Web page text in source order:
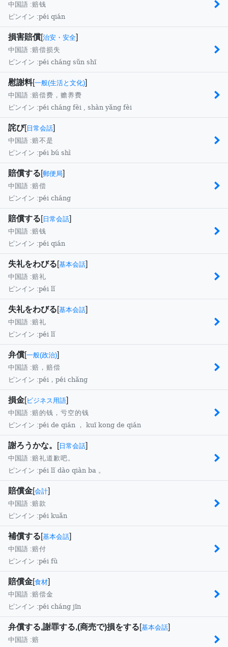
中国語 :赔钱
ピンイン :péi qián
損害賠償[治安・安全]
中国語 :赔偿损失
ピンイン :péi cháng sǔn shī
慰謝料[一般(生活と文化)]
中国語 :赔偿费，赡养费
ピンイン :péi cháng fèi , shàn yǎng fèi
詫び[ 日常会話]
中国語 :赔不是
ピンイン :péi bú shì
賠償する[郵便局]
中国語 :赔偿
ピンイン :péi cháng
賠償する[ 日常会話]
中国語 :赔钱
ピンイン :péi qián
失礼をわびる[基本会話]
中国語 :赔礼
ピンイン :péi lǐ
失礼をわびる[基本会話]
中国語 :赔礼
ピンイン :péi lǐ
弁償[一般(政治)]
中国語 :赔，赔偿
ピンイン :péi，péi chǎng
損金[ビジネス用語]
中国語 :赔的钱，亏空的钱
ピンイン :péi de qián ， kuī kong de qián
謝ろうかな。 [ 日常会話]
中国語 :赔礼道歉吧。
ピンイン :péi lǐ dào qiàn ba 。
賠償金[会計]
中国語 :赔款
ピンイン :péi kuǎn
補償する[基本会話]
中国語 :赔付
ピンイン :péi fù
賠償金[食材]
中国語 :赔偿金
ピンイン :péi cháng jīn
弁償する,謝罪する,(商売で)損をする[基本会話]
中国語 :赔